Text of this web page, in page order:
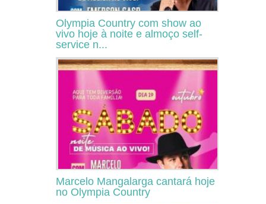
Olympia Country com show ao
vivo hoje à noite e almoço self-
service n...
Marcelo Mangalarga cantará hoje
no Olympia Country